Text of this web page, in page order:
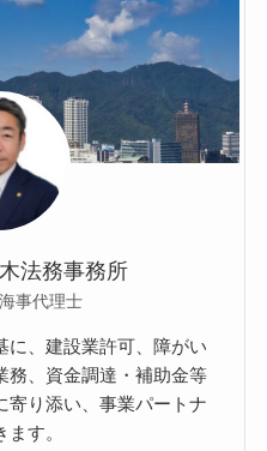
法務事務所
事代理士
に、建設業許可、障がい
務、資金調達・補助金等
寄り添い、事業パートナ
す。